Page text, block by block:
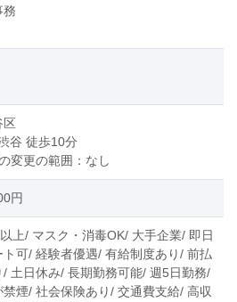
務
区
谷 徒歩10分
変更の範囲：なし
円
上/ マスク・消毒OK/ 大手企業/ 即日
可/ 経験者優遇/ 有給制度あり/ 前払
/ 土日休み/ 長期勤務可能/ 週5日勤務/
禁煙/ 社会保険あり/ 交通費支給/ 高収